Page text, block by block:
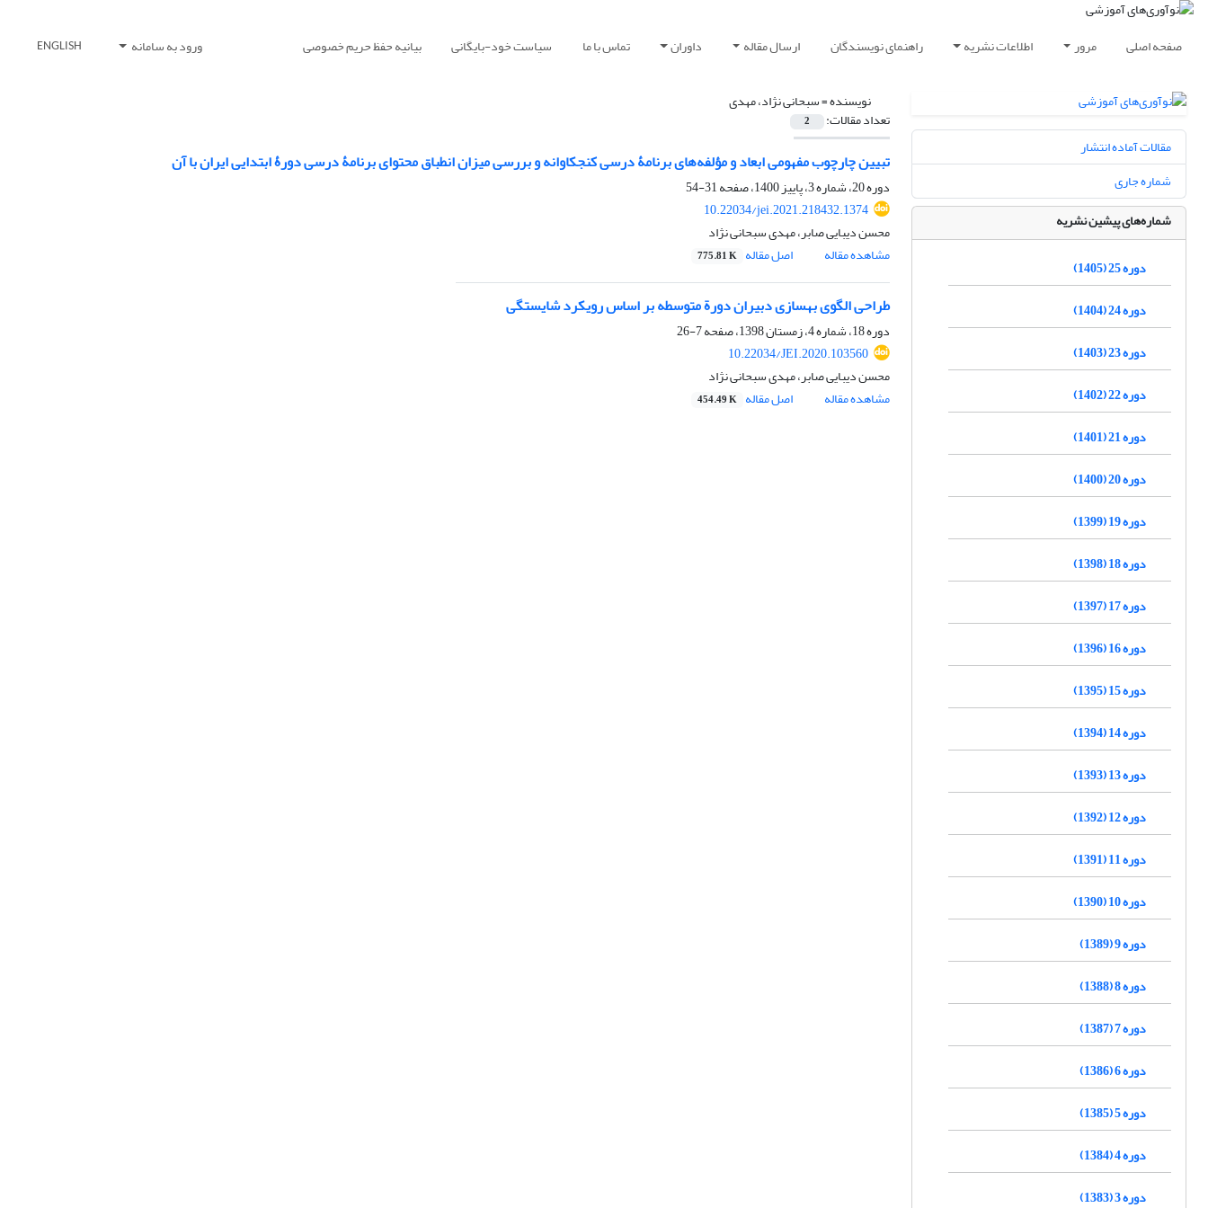
صفحه اصلی مرور اطلاعات نشریه راهنمای نویسندگان ارسال مقاله داوران تماس با ما سیاست خود-بایگانی بیانیه حفظ حریم خصوصی ورود به سامانه ENGLISH
نویسنده =سبحانی نژاد، مهدی
تعداد مقالات: 2
تبیین چارچوب مفهومی ابعاد و مؤلفه‌های برنامۀ درسی کنجکاوانه و بررسی میزان انطباق محتوای برنامۀ درسی دورۀ ابتدایی ایران با آن
دوره 20، شماره 3، پاییز 1400، صفحه
31-54
10.22034/jei.2021.218432.1374
محسن دیبایی صابر، مهدی سبحانی نژاد
مشاهده مقاله
اصل مقاله 775.81 K
طراحی الگوی بهسازی دبیران دورة متوسطه بر اساس رویکرد شایستگی
دوره 18، شماره 4، زمستان 1398، صفحه
7-26
10.22034/JEI.2020.103560
محسن دیبایی صابر، مهدی سبحانی نژاد
مشاهده مقاله
اصل مقاله 454.49 K
مقالات آماده انتشار
شماره جاری
شماره‌های پیشین نشریه
دوره 25 (1405)
دوره 24 (1404)
دوره 23 (1403)
دوره 22 (1402)
دوره 21 (1401)
دوره 20 (1400)
دوره 19 (1399)
دوره 18 (1398)
دوره 17 (1397)
دوره 16 (1396)
دوره 15 (1395)
دوره 14 (1394)
دوره 13 (1393)
دوره 12 (1392)
دوره 11 (1391)
دوره 10 (1390)
دوره 9 (1389)
دوره 8 (1388)
دوره 7 (1387)
دوره 6 (1386)
دوره 5 (1385)
دوره 4 (1384)
دوره 3 (1383)